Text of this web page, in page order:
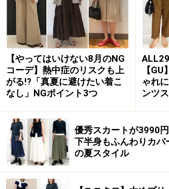
【やってはいけない8月のNG
コーデ】熱中症のリスクも上
がる!?「真夏に避けたい着こ
なし」NGポイント3つ
【
ゃれ
ンツ
優秀スカートが3990
下半身もふんわりカバ
の夏スタイル